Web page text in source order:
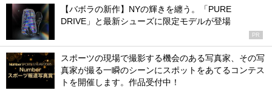
【バボラの新作】NYの輝きを纏う。「PURE
DRIVE」と最新シューズに限定モデルが登場
PR
スポーツの現場で撮影する機会のある写真家、その写
真家が撮る一瞬のシーンにスポットをあてるコンテス
トを開催します。作品受付中！